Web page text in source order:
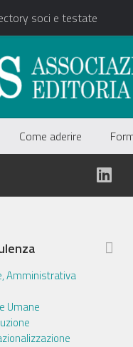
soci e testate
Come aderire
Amministrativa
Umane